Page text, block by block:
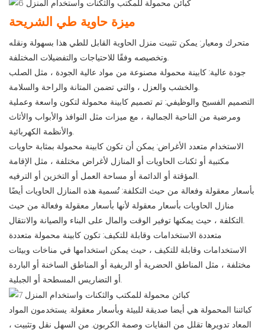
ميزة حاوية طي الشريحة
متحرك ومعيار: يمكن تثبيت منزل الحاوية القابل للطي هذا بسهولة ونقله
وتخصيصه وفقًا للاحتياجات والتفضيلات المختلفة.
جودة عالية: كابينة محمولة مصنوعة من مواد عالية الجودة ، مثل الصلب
والخشب والعزل ، والتي تضمن المتانة والراحة والسلامة.
التصميم الفسيح والوظيفي: تم تصميم كابينة محمولة لتكون واسعة وعملية
ومرضية من الناحية الجمالية ، مع ميزات مثل النوافذ والأبواب والأثاث
والأنظمة الكهربائية.
الاستخدام متعدد الأغراض: يمكن أن تكون كابينة محمولة بمثابة حاويات
مكتبية أو ثكنات الحاويات أو المنازل لأغراض مختلفة ، مثل الإقامة
المؤقتة أو الدائمة أو مساحة العمل أو التخزين أو الترفيه.
بأسعار معقولة وفعالة من حيث التكلفة: تُسمية هذه المنازل الحاويات أيضًا
منازل الحاويات بأسعار معقولة لأنها بأسعار معقولة وفعالة من حيث
التكلفة ، حيث يمكنها توفير الوقت والمال على البناء والصيانة والانتقال.
متعددة الاستخدامات وقابلة للتكيف: تكون كابينة محمولة متعددة
الاستخدامات وقابلة للتكيف ، حيث يمكن استخدامها في مناخات وبيئات
مختلفة ، مثل المناطق الحضرية أو الريفية أو المناطق الساخنة أو الباردة
أو التضاريس المسطحة أو الجبلية.
كبائننا المحمولة هي أيضا صديقة للبيئة وبأسعار معقولة. يستخدمون المواد
المعاد تدويرها تقلل من النفايات وصمة الكربون. من السهل نقل وتثبيت ،